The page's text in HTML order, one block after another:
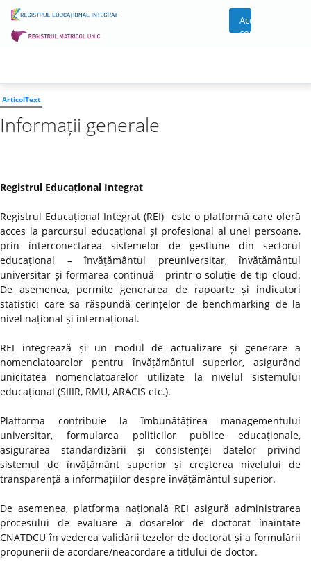
Acces
cont
ArticolText
Informații generale
Registrul Educațional Integrat
Registrul Educațional Integrat (REI) este o platformă care oferă
acces la parcursul educațional și profesional al unei persoane,
prin interconectarea sistemelor de gestiune din sectorul
educațional – învățământul preuniversitar, învățământul
universitar și formarea continuă - printr-o soluție de tip cloud.
De asemenea, permite generarea de rapoarte și indicatori
statistici care să răspundă cerințelor de benchmarking de la
nivel național și internațional.
REI integrează și un modul de actualizare și generare a
nomenclatoarelor pentru învățământul superior, asigurând
unicitatea nomenclatoarelor utilizate la nivelul sistemului
educațional (SIIIR, RMU, ARACIS etc.).
Platforma contribuie la îmbunătățirea managementului
universitar, formularea politicilor publice educaționale,
asigurarea standardizării și consistenței datelor privind
sistemul de învățământ superior și creşterea nivelului de
transparență a informațiilor despre învățământul superior.
De asemenea, platforma națională REI asigură administrarea
procesului de evaluare a dosarelor de doctorat înaintate
CNATDCU în vederea validării tezelor de doctorat și a formulării
propunerii de acordare/neacordare a titlului de doctor.